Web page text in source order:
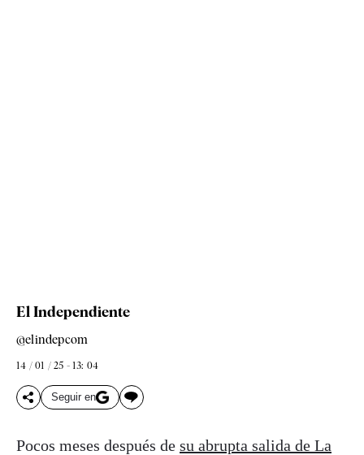
El Independiente
@elindepcom
14 / 01 / 25 - 13: 04
Seguir en
Pocos meses después de su abrupta salida de La